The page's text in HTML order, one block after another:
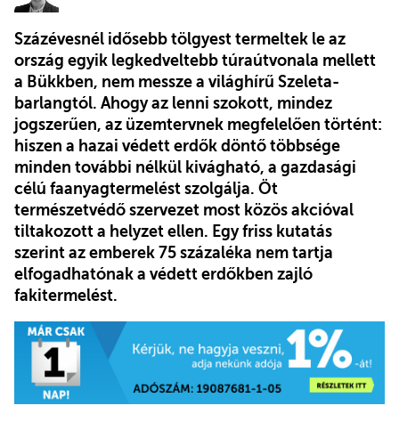
Százévesnél idősebb tölgyest termeltek le az
ország egyik legkedveltebb túraútvonala mellett
a Bükkben, nem messze a világhírű Szeleta-
barlangtól. Ahogy az lenni szokott, mindez
jogszerűen, az üzemtervnek megfelelően történt:
hiszen a hazai védett erdők döntő többsége
minden további nélkül kivágható, a gazdasági
célú faanyagtermelést szolgálja. Öt
természetvédő szervezet most közös akcióval
tiltakozott a helyzet ellen. Egy friss kutatás
szerint az emberek 75 százaléka nem tartja
elfogadhatónak a védett erdőkben zajló
fakitermelést.